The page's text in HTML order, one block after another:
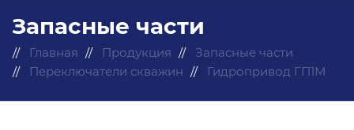
Запасные части
Главная Продукция
Запасные части
Переключатели скважин
Гидропривод ГП1М